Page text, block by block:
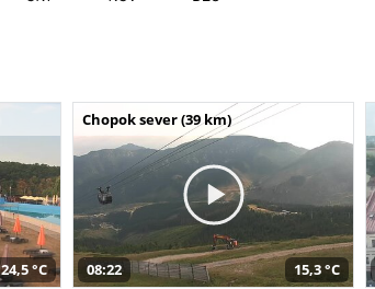
24,5 °C
Chopok sever (39 km)
08:22 15,3 °C